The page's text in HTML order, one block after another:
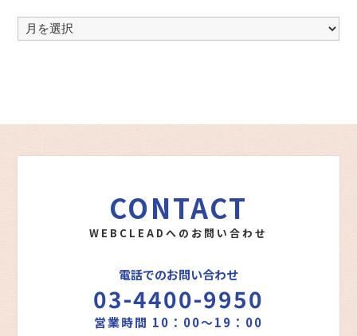
Archive
CONTACT
WEBCLEADへのお問い合わせ
電話でのお問い合わせ
03-4400-9950
営業時間 10：00～19：00